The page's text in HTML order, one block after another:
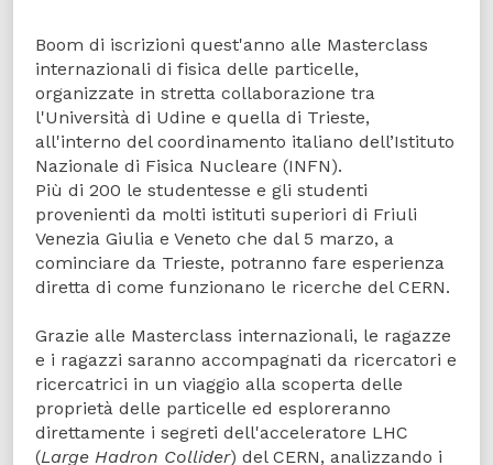
Boom di iscrizioni quest'anno alle Masterclass
internazionali di fisica delle particelle,
organizzate in stretta collaborazione tra
l'Università di Udine e quella di Trieste,
all'interno del coordinamento italiano dell’Istituto
Nazionale di Fisica Nucleare (INFN).
Più di 200 le studentesse e gli studenti
provenienti da molti istituti superiori di Friuli
Venezia Giulia e Veneto che dal 5 marzo, a
cominciare da Trieste, potranno fare esperienza
diretta di come funzionano le ricerche del CERN.
Grazie alle Masterclass internazionali, le ragazze
e i ragazzi saranno accompagnati da ricercatori e
ricercatrici in un viaggio alla scoperta delle
proprietà delle particelle ed esploreranno
direttamente i segreti dell'acceleratore LHC
(Large Hadron Collider) del CERN, analizzando i